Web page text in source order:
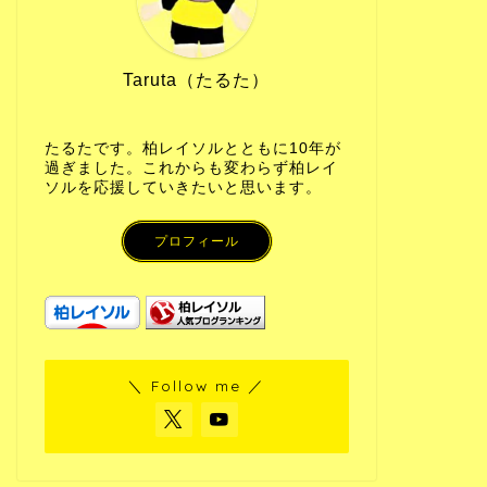
Taruta（たるた）
たるたです。柏レイソルとともに10年が
過ぎました。これからも変わらず柏レイ
ソルを応援していきたいと思います。
プロフィール
＼ Follow me ／